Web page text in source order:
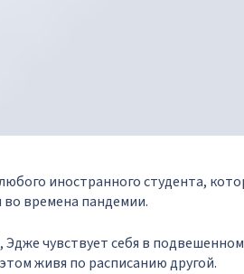
иностранного студента,
времена пандемии.
чувствует себя в
живя по расписанию другой.